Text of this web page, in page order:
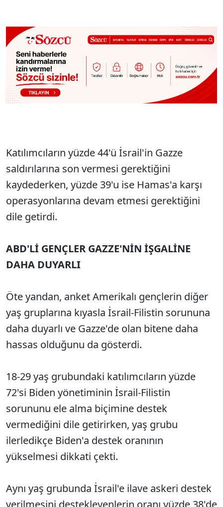
Katılımcıların yüzde 44'ü İsrail'in Gazze
saldırılarına son vermesi gerektiğini
kaydederken, yüzde 39'u ise Hamas'a karşı
operasyonlarına devam etmesi gerektiğini
dile getirdi.
ABD'Lİ GENÇLER GAZZE'NİN İŞGALİNE
DAHA DUYARLI
Öte yandan, anket Amerikalı gençlerin diğer
yaş gruplarına kıyasla İsrail-Filistin sorununa
daha duyarlı ve Gazze'de olan bitene daha
hassas olduğunu da gösterdi.
18-29 yaş grubundaki katılımcıların yüzde
72'si Biden yönetiminin İsrail-Filistin
sorununu ele alma biçimine destek
vermediğini dile getirirken, yaş grubu
ilerledikçe Biden'a destek oranının
yükselmesi dikkati çekti.
Aynı yaş grubunda İsrail'e ilave askeri destek